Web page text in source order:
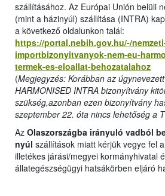
szállításához. Az Európai Unión belüli
(mint a házinyúl) szállítása (INTRA)
a következő oldalunkon talál:
https://portal.nebih.gov.hu/-/
importbizonyitvanyok-nem-eu-
termek-es-eloallat-behozatalahoz
(Megjegyzés: Korábban az
HARMONISED INTRA bizonyítvány
szükség,azonban ezen bizonyítvány
szeptember 22. óta nincs lehetőség a
Az Olaszországba irányuló vadból
nyúl szállítások miatt kérjük vegye fel
illetékes járási/megyei kormányhivatal
állategészségügyi hatsákörben eljáró